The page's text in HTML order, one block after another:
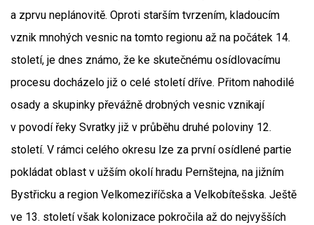
a zprvu neplánovitě. Oproti starším tvrzením, kladoucím
vznik mnohých vesnic na tomto regionu až na počátek 14.
století, je dnes známo, že ke skutečnému osídlovacímu
procesu docházelo již o celé století dříve. Přitom nahodilé
osady a skupinky převážně drobných vesnic vznikají
v povodí řeky Svratky již v průběhu druhé poloviny 12.
století. V rámci celého okresu lze za první osídlené partie
pokládat oblast v užším okolí hradu Pernštejna, na jižním
Bystřicku a region Velkomeziříčska a Velkobítešska. Ještě
ve 13. století však kolonizace pokročila až do nejvyšších